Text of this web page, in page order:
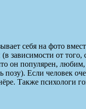
себя на фото
зависимости от того,
он популярен,
позу). Если человек
Также психологи